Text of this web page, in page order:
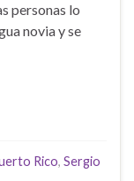
personas lo
novia y se
Rico, Sergio